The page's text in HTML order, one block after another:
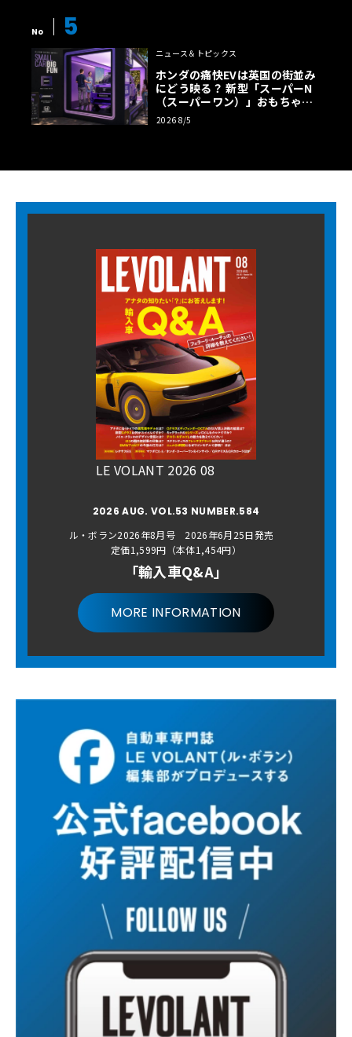
No 5
ニュース＆トピックス
ホンダの痛快EVは英国の街並み
にどう映る？ 新型「スーパーN
（スーパーワン）」おもちゃ箱
ツアーの全貌
2026 8/5
LE VOLANT 2026 08
2026 AUG. VOL.53 NUMBER.584
ル・ボラン2026年8月号 2026年6月25日発売
定価1,599円（本体1,454円）
「輸入車Q&A」
MORE INFORMATION